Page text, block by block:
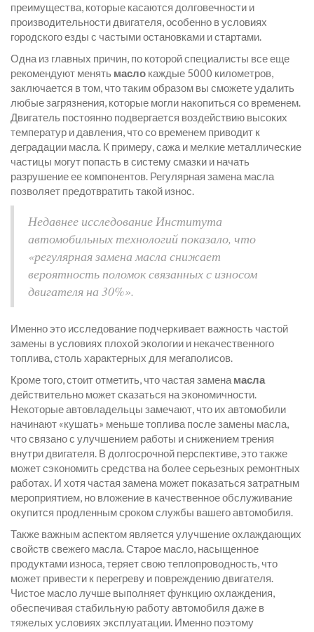
преимущества, которые касаются долговечности и
производительности двигателя, особенно в условиях
городского езды с частыми остановками и стартами.
Одна из главных причин, по которой специалисты все еще
рекомендуют менять масло каждые 5000 километров,
заключается в том, что таким образом вы сможете удалить
любые загрязнения, которые могли накопиться со временем.
Двигатель постоянно подвергается воздействию высоких
температур и давления, что со временем приводит к
деградации масла. К примеру, сажа и мелкие металлические
частицы могут попасть в систему смазки и начать
разрушение ее компонентов. Регулярная замена масла
позволяет предотвратить такой износ.
Недавнее исследование Института
автомобильных технологий показало, что
«регулярная замена масла снижает
вероятность поломок связанных с износом
двигателя на 30%».
Именно это исследование подчеркивает важность частой
замены в условиях плохой экологии и некачественного
топлива, столь характерных для мегаполисов.
Кроме того, стоит отметить, что частая замена масла
действительно может сказаться на экономичности.
Некоторые автовладельцы замечают, что их автомобили
начинают «кушать» меньше топлива после замены масла,
что связано с улучшением работы и снижением трения
внутри двигателя. В долгосрочной перспективе, это также
может сэкономить средства на более серьезных ремонтных
работах. И хотя частая замена может показаться затратным
мероприятием, но вложение в качественное обслуживание
окупится продленным сроком службы вашего автомобиля.
Также важным аспектом является улучшение охлаждающих
свойств свежего масла. Старое масло, насыщенное
продуктами износа, теряет свою теплопроводность, что
может привести к перегреву и повреждению двигателя.
Чистое масло лучше выполняет функцию охлаждения,
обеспечивая стабильную работу автомобиля даже в
тяжелых условиях эксплуатации. Именно поэтому